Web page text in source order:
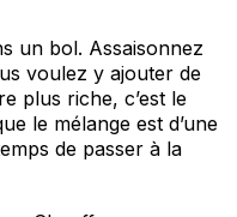
un bol. Assaisonnez
voulez y ajouter de
plus riche, c’est le
le mélange est d’une
de passer à la